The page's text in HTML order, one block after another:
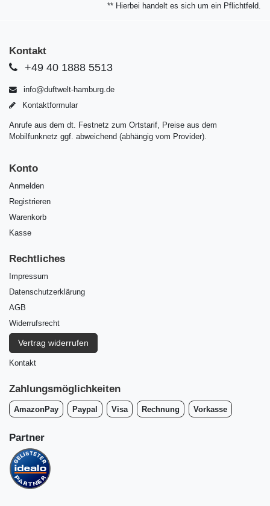
** Hierbei handelt es sich um ein Pflichtfeld.
Kontakt
+49 40 1888 5513
info@duftwelt-hamburg.de
Kontaktformular
Anrufe aus dem dt. Festnetz zum Ortstarif, Preise aus dem
Mobilfunknetz ggf. abweichend (abhängig vom Provider).
Konto
Anmelden
Registrieren
Warenkorb
Kasse
Rechtliches
Impressum
Daten­schutz­erklärung
AGB
Widerrufs­recht
Vertrag widerrufen
Kontakt
Zahlungsmöglichkeiten
AmazonPay Paypal Visa Rechnung Vorkasse
Partner